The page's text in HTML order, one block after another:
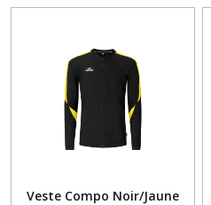
Veste Compo Noir/Jaune